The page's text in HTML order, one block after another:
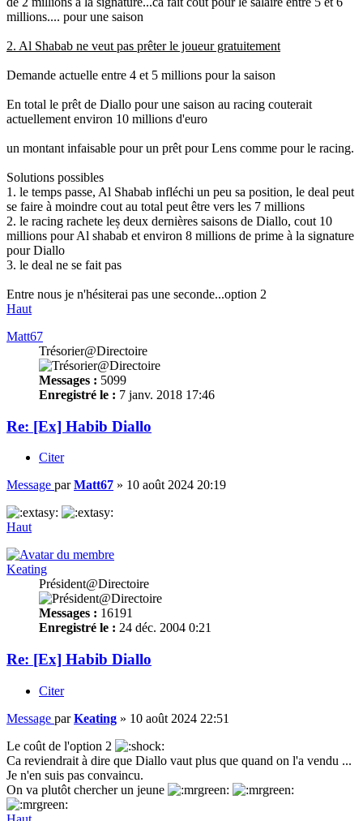
millions.... pour une saison
2. Al Shabab ne veut pas prêter le joueur gratuitement
Demande actuelle entre 4 et 5 millions pour la saison
En total le prêt de Diallo pour une saison au racing couterait
actuellement environ 10 millions d'euro
un montant infaisable pour un prêt pour Lens comme pour le racing.
Solutions possibles
1. le temps passe, Al Shabab infléchi un peu sa position, le deal peut
se faire à moindre cout au total peut être vers les 7 millions
2. le racing rachete leș deux dernières saisons de Diallo, cout 10
millions pour Al shabab et environ 8 millions de prime à la signature
pour Diallo
3. le deal ne se fait pas
Entre nous je n'hésiterai pas une seconde...option 2
Haut
Matt67
Trésorier@Directoire
Messages : 5099
Enregistré le : 7 janv. 2018 17:46
Re: [Ex] Habib Diallo
Citer
Message parMatt67 » 10 août 2024 20:19
Haut
Keating
Président@Directoire
Messages : 16191
Enregistré le : 24 déc. 2004 0:21
Re: [Ex] Habib Diallo
Citer
Message parKeating » 10 août 2024 22:51
Le coût de l'option 2
Ca reviendrait à dire que Diallo vaut plus que quand on l'a vendu ...
Je n'en suis pas convaincu.
On va plutôt chercher un jeune